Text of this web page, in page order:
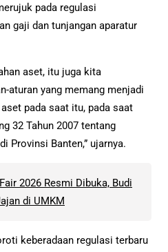
pada regulasi
gaji dan tunjangan aparatur
aset, itu juga kita
aturan yang memang menjadi
pada saat itu, pada saat
32 Tahun 2007 tentang
Provinsi Banten,” ujarnya.
2026 Resmi Dibuka, Budi
di UMKM
keberadaan regulasi terbaru